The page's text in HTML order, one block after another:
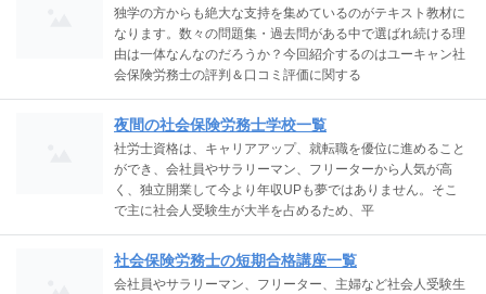
独学の方からも絶大な支持を集めているのがテキスト教材に
なります。数々の問題集・過去問がある中で選ばれ続ける理
由は一体なんなのだろうか？今回紹介するのはユーキャン社
会保険労務士の評判＆口コミ評価に関する
夜間の社会保険労務士学校一覧
社労士資格は、キャリアアップ、就転職を優位に進めること
ができ、会社員やサラリーマン、フリーターから人気が高
く、独立開業して今より年収UPも夢ではありません。そこ
で主に社会人受験生が大半を占めるため、平
社会保険労務士の短期合格講座一覧
会社員やサラリーマン、フリーター、主婦など社会人受験生